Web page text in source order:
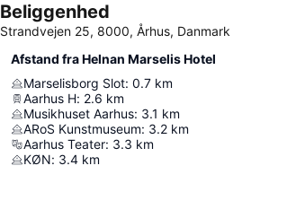
Beliggenhed
Strandvejen 25, 8000, Århus, Danmark
Afstand fra Helnan Marselis Hotel
Marselisborg Slot: 0.7 km
Aarhus H: 2.6 km
Musikhuset Aarhus: 3.1 km
ARoS Kunstmuseum: 3.2 km
Aarhus Teater: 3.3 km
KØN: 3.4 km